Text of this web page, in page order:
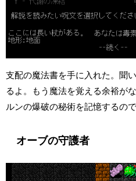
支配の魔法書を手に入れた。聞
るよ。もう魔法を覚える余裕が
ルンの爆破の秘術を記憶するので
オーブの守護者